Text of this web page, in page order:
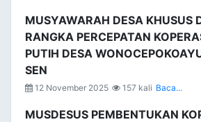
MUSYAWARAH DESA KHUSUS
RANGKA PERCEPATAN
PUTIH DESA
SEN
12 November 2025 157 kali Baca...
MUSDESUS PEMBENTUKAN